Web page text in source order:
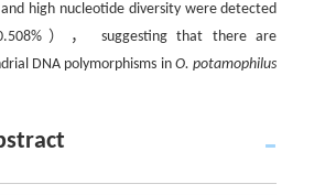
high nucleotide diversity were detected
）， suggesting that there are
DNA polymorphisms inO. potamophilus